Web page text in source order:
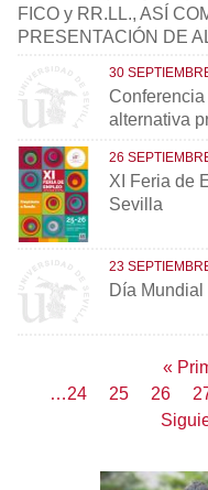
FICO y RR.LL., ASÍ
PRESENTACIÓN DE
30
alternativa
26
XI Feria de
Sevilla
23
Día
«
Page
…24 Page
25 Page
26